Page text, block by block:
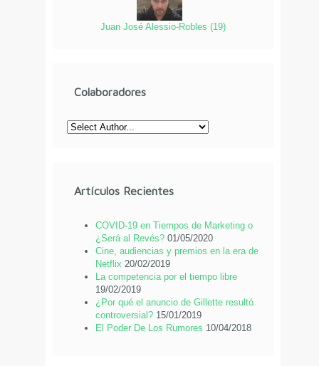
Juan José Alessio-Robles (19)
Colaboradores
Artículos Recientes
COVID-19 en Tiempos de Marketing o
¿Será al Revés? 01/05/2020
Cine, audiencias y premios en la era de
Netflix 20/02/2019
La competencia por el tiempo libre
19/02/2019
¿Por qué el anuncio de Gillette resultó
controversial? 15/01/2019
El Poder De Los Rumores 10/04/2018